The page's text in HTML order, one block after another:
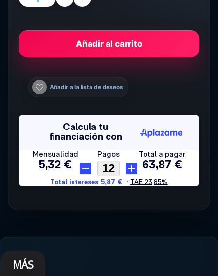
Añadir al carrito
Añadir a la lista de deseos
MÁS